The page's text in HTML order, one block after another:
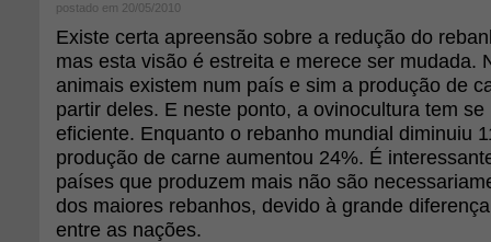
postado em 20/05/2010
Existe certa apreensão sobre a redução do
mas esta visão é estreita e merece ser mudada.
animais existem num país e sim a produção de
partir deles. E neste ponto, a ovinocultura tem
eficiente. Enquanto o rebanho mundial diminuiu
produção de carne aumentou 24%. É
países que produzem mais não são
dos maiores rebanhos, devido à grande
entre as nações.